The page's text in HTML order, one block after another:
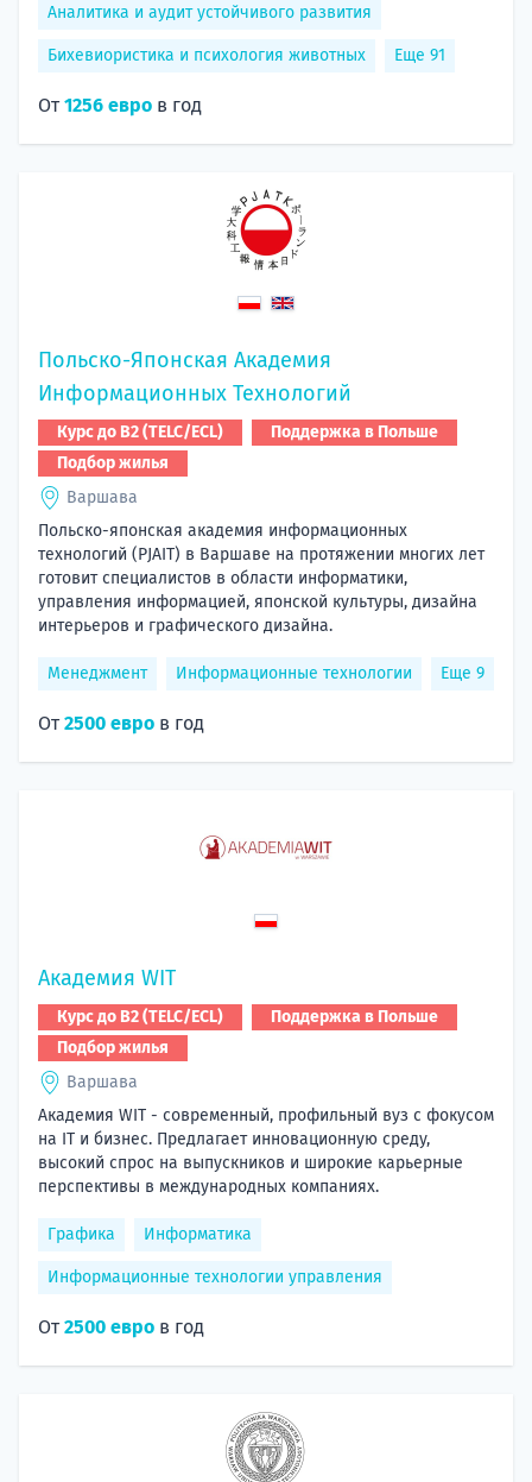
Аналитика и аудит устойчивого развития
Бихевиористика и психология животных Еще 91
От1256 евро в год
Польско-Японская Академия
Информационных Технологий
Курс до B2 (TELC/ECL)
Поддержка в Польше
Подбор жилья
Варшава
Польско-японская академия информационных
технологий (PJAIT) в Варшаве на протяжении многих лет
готовит специалистов в области информатики,
управления информацией, японской культуры, дизайна
интерьеров и графического дизайна.
Менеджмент Информационные технологии Еще 9
От2500 евро в год
Академия WIT
Курс до B2 (TELC/ECL)
Поддержка в Польше
Подбор жилья
Варшава
Академия WIT - современный, профильный вуз с фокусом
на IT и бизнес. Предлагает инновационную среду,
высокий спрос на выпускников и широкие карьерные
перспективы в международных компаниях.
Графика Информатика
Информационные технологии управления
От2500 евро в год